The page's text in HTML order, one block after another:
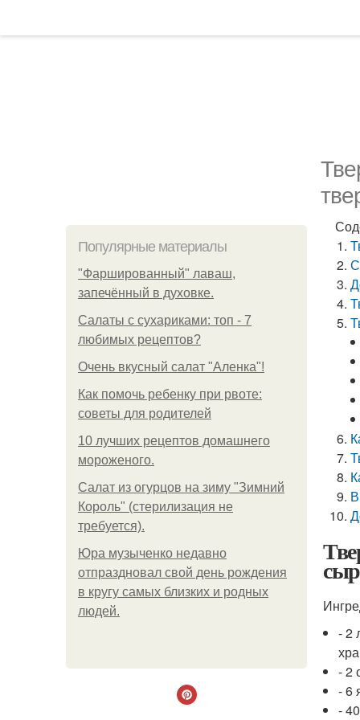
Популярные материалы
"Фаршированный" лаваш,
запечённый в духовке.
Салаты с сухариками: топ - 7
любимых рецептов?
Очень вкусный салат "Аленка"!
Как помочь ребенку при рвоте:
советы для родителей
10 лучших рецептов домашнего
мороженого.
Салат из огурцов на зиму "Зимний
Король" (стерилизация не
требуется).
Юра музыченко недавно
отпраздновал свой день рождения
в кругу самых близких и родных
людей.
- 2
- 2
- 6
-